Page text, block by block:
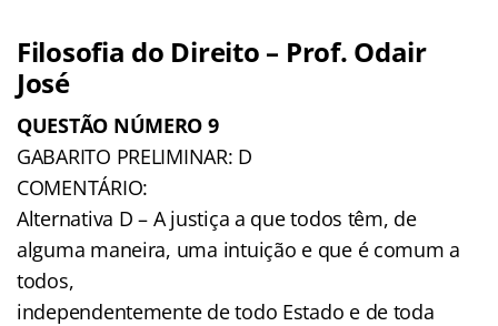
Filosofia do Direito – Prof. Odair
José
QUESTÃO NÚMERO 9
GABARITO PRELIMINAR: D
COMENTÁRIO:
Alternativa D – A justiça a que todos têm, de
alguma maneira, uma intuição e que é comum a
todos,
independentemente de todo Estado e de toda